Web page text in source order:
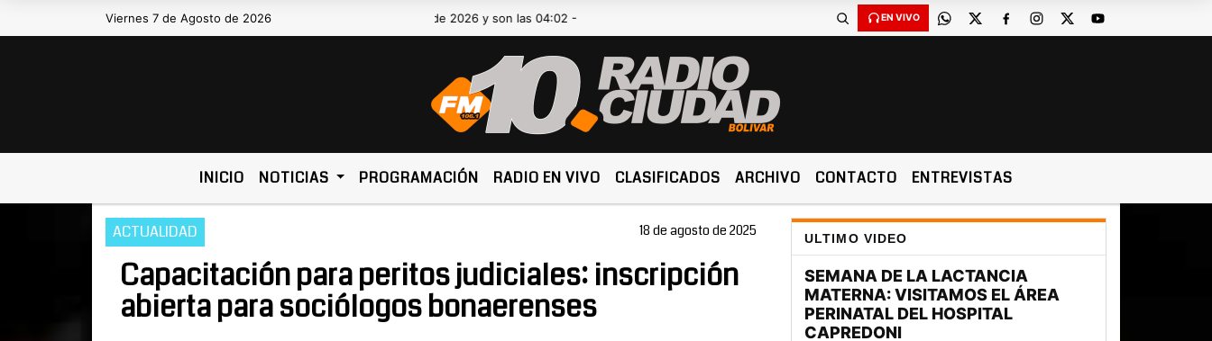
Viernes 7 de Agosto de 2026Hoy es Viernes 7 de Agosto de 2026 y son las 04:02 - EN VIVO
INICIO NOTICIAS PROGRAMACIÓN RADIO EN VIVO CLASIFICADOS ARCHIVO CONTACTO ENTREVISTAS
ACTUALIDAD 18 de agosto de 2025
Capacitación para peritos judiciales: inscripción
abierta para sociólogos bonaerenses
ULTIMO VIDEO